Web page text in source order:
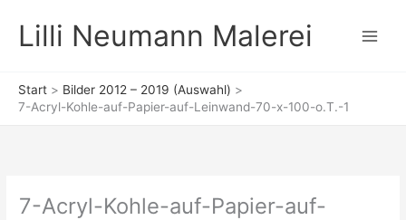
Inhalt
springen
Lilli Neumann Malerei
Start
Bilder 2012 – 2019 (Auswahl)
7-Acryl-Kohle-auf-Papier-auf-Leinwand-70-x-100-o.T.-1
7-Acryl-Kohle-auf-Papier-auf-